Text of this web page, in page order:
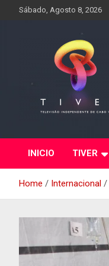
Sábado, Agosto 8, 2026
INICIO TIVER
Home Internacional